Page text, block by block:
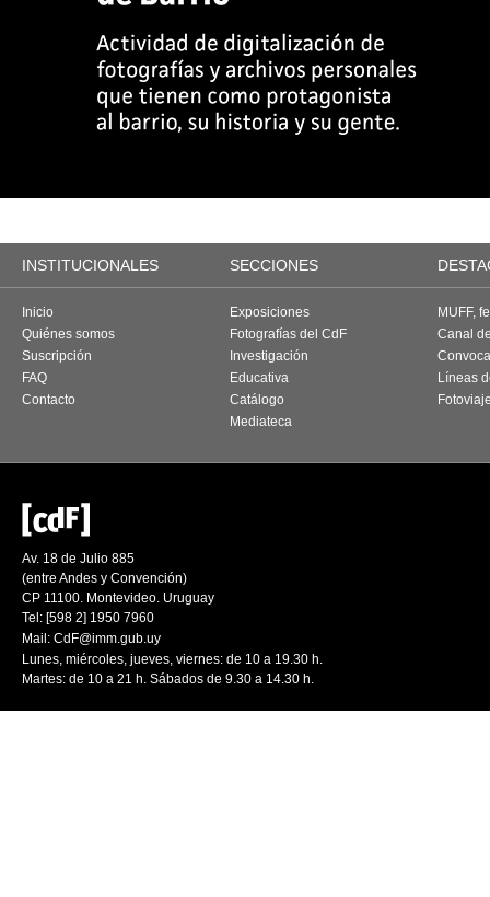
INSTITUCIONALES SECCIONES
Inicio
Quiénes somos
Suscripción
FAQ
Contacto
Exposiciones
Fotografías del CdF
Investigación
Educativa
Catálogo
Mediateca
MUFF,
Canal
Líneas
Av. 18 de Julio 885
(entre Andes y Convención)
CP 11100. Montevideo. Uruguay
Tel: [598 2] 1950 7960
Mail: CdF@imm.gub.uy
Lunes, miércoles, jueves, viernes: de 10 a 19.30 h.
Martes: de 10 a 21 h. Sábados de 9.30 a 14.30 h.